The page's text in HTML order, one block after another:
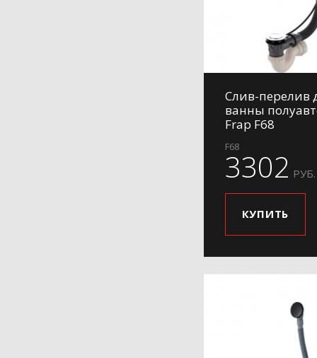
Слив-перелив
ванны
Frap F68
F68
3302 РУБ.
КУПИТЬ